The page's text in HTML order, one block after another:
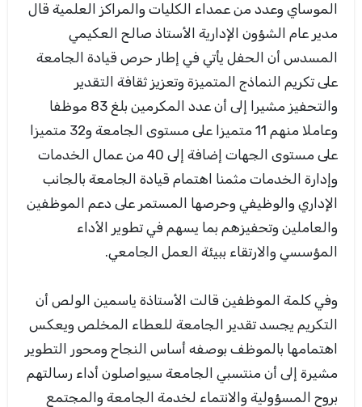
الموساي وعدد من عمداء الكليات والمراكز العلمية قال
مدير عام الشؤون الإدارية الأستاذ صالح العكيمي
المسدس أن الحفل يأتي في إطار حرص قيادة الجامعة
على تكريم النماذج المتميزة وتعزيز ثقافة التقدير
والتحفيز مشيرا إلى أن عدد المكرمين بلغ 83 موظفا
وعاملا منهم 11 متميزا على مستوى الجامعة و32 متميزا
على مستوى الجهات إضافة إلى 40 من عمال الخدمات
وإدارة الخدمات مثمنا اهتمام قيادة الجامعة بالجانب
الإداري والوظيفي وحرصها المستمر على دعم الموظفين
والعاملين وتحفيزهم بما يسهم في تطوير الأداء
المؤسسي والارتقاء ببيئة العمل الجامعي.
وفي كلمة الموظفين قالت الأستاذة ياسمين الولص أن
التكريم يجسد تقدير الجامعة للعطاء المخلص ويعكس
اهتمامها بالموظف بوصفه أساس النجاح ومحور التطوير
مشيرة إلى أن منتسبي الجامعة سيواصلون أداء رسالتهم
بروح المسؤولية والانتماء لخدمة الجامعة والمجتمع